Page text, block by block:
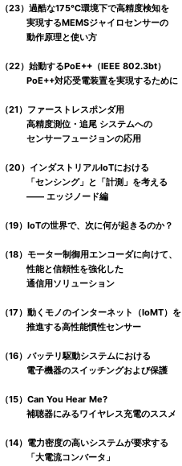
（23）過酷な175℃環境下で高精度検知を
実現するMEMSジャイロセンサーの
動作原理と使い方
（22）始動するPoE++（IEEE 802.3bt）
PoE++対応受電装置を実現するために
（21）ファーストレスポンダ用
高精度測位・追尾 システムへの
センサーフュージョンの応用
（20）インダストリアルIoTにおける
「センシング」と「計測」を考える
―― エッジノード編
（19）IoTの世界で、次に何が起きるのか？
（18）モーター制御用エンコーダに向けて、
性能と信頼性を強化した
通信用ソリューション
（17）動くモノのインターネット（IoMT）を
推進する高性能慣性センサー
（16）バッテリ駆動システムにおける
電子機器のスイッチングおよび保護
（15）Can You Hear Me?
補聴器にみるワイヤレス充電のススメ
（14）電力密度の高いシステムが要求する
「大電流コンバータ」